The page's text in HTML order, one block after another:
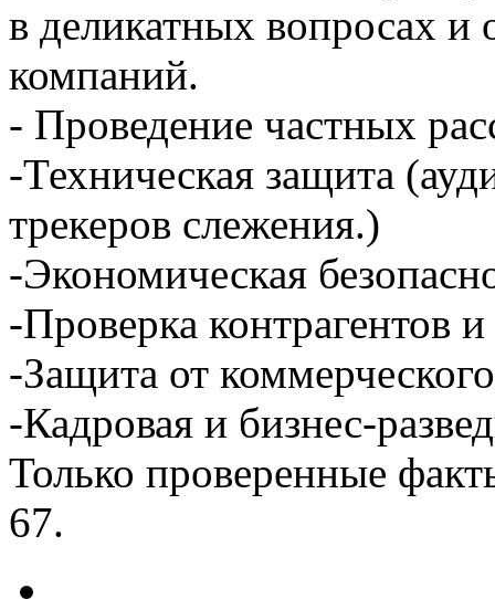
в деликатных вопросах и
компаний.
- Проведение частных
-Техническая защита
трекеров слежения.)
-Экономическая
-Проверка контрагентов
-Защита от
-Кадровая и бизнес-
Только проверенные
67.